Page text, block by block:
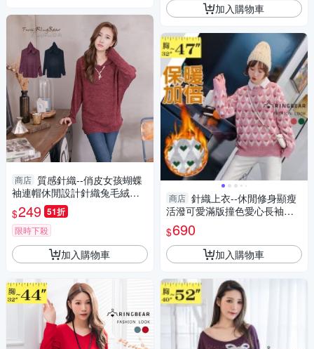
商店 質感針織--俏皮女孩蝴蝶
袖連帽休閒設計針織兔毛絨長
袖上衣(黑.紅2L-3L)-X42眼圈熊
中大尺碼
$249 51折
限時下殺
加入購物車
加入購物車
商店 針織上衣--休閒修身顯瘦
活潑可愛滿版撞色愛心長袖針
織/毛衣(紅.綠M-3L)-X397眼圈
熊中大尺碼
$690
加入購物車